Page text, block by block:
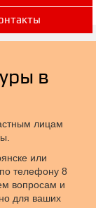
в
лицам
или
телефону 8
вопросам и
для ваших